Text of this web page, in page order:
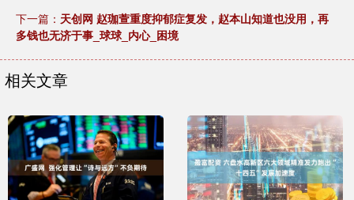
下一篇： 天创网 赵珈萱重度抑郁症复发，赵本山知道也没用，再
多钱也无济于事_球球_内心_困境
相关文章